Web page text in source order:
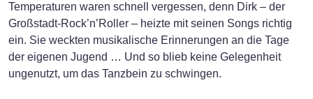
Temperaturen waren schnell vergessen, denn Dirk – der
Großstadt-Rock’n’Roller – heizte mit seinen Songs richtig
ein. Sie weckten musikalische Erinnerungen an die Tage
der eigenen Jugend … Und so blieb keine Gelegenheit
ungenutzt, um das Tanzbein zu schwingen.